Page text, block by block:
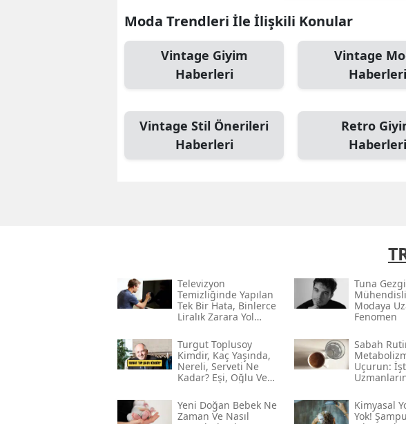
Moda Trendleri İle İlişkili Konular
Vintage Giyim
Haberleri
Vintage
Haberleri
Vintage Stil Önerileri
Haberleri
Retro
Haberleri
Televizyon
Temizliğinde Yapılan
Tek Bir Hata, Binlerce
Liralık Zarara Yol
Tuna
Modaya
Fenomen
Turgut Toplusoy
Kimdir, Kaç Yaşında,
Nereli, Serveti Ne
Kadar? Eşi, Oğlu Ve
Sabah
Uçurun:
Yeni Doğan Bebek Ne
Zaman Ve Nasıl
Kimyasal
Yok!